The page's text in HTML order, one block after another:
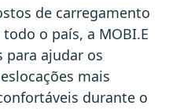
de carregamento
o país, a MOBI.E
para ajudar os
mais
durante o